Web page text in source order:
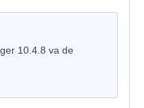
10.4.8 va de